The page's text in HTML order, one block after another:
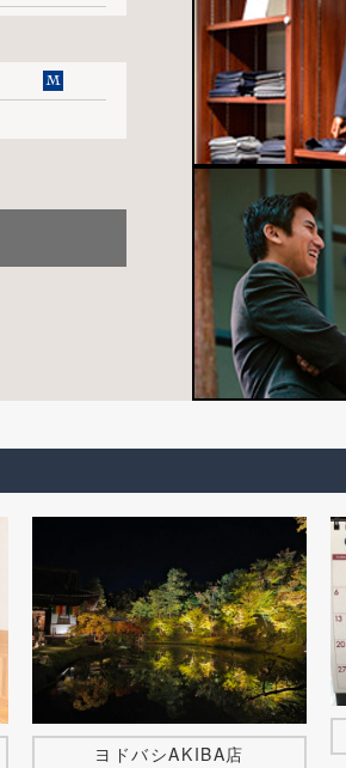
ヨドバシAKIBA店